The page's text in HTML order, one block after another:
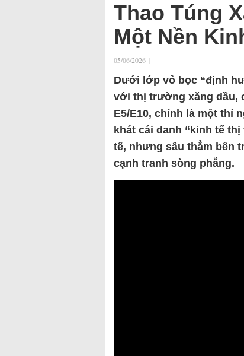
Thao Túng
Một Nền
05/06/2026 |
Dưới lớp vỏ bọc “định
với thị trường xăng dầu,
E5/E10, chính là một thí
khát cái danh “kinh tế
tế, nhưng sâu thẳm bên
cạnh tranh sòng phẳng.